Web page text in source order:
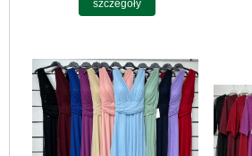
szczegóły